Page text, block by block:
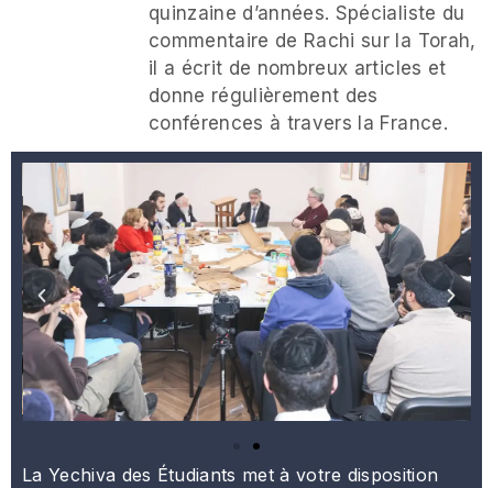
quinzaine d’années. Spécialiste du
commentaire de Rachi sur la Torah,
il a écrit de nombreux articles et
donne régulièrement des
conférences à travers la France.
La Yechiva des Étudiants met à votre disposition